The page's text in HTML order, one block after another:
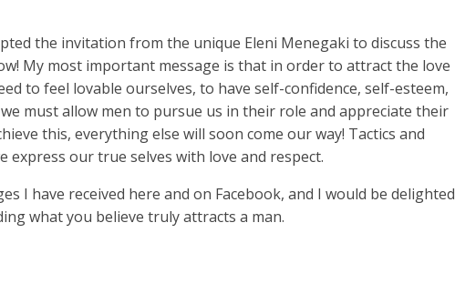
the invitation from the unique Eleni Menegaki to discuss the
My most important message is that in order to attract the love
to feel lovable ourselves, to have self-confidence, self-esteem,
must allow men to pursue us in their role and appreciate their
this, everything else will soon come our way! Tactics and
express our true selves with love and respect.
I have received here and on Facebook, and I would be delighted
what you believe truly attracts a man.